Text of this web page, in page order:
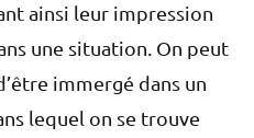
ainsi leur impression
une situation. On peut
immergé dans un
lequel on se trouve